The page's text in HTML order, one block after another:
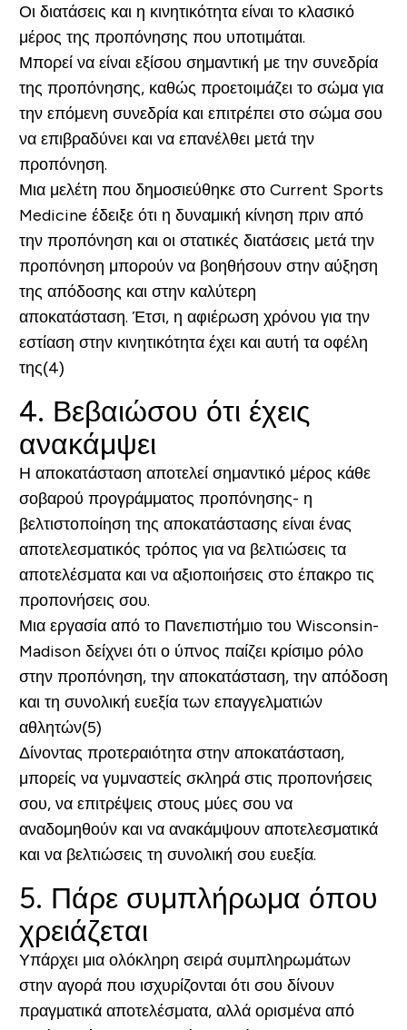
Οι διατάσεις και η κινητικότητα είναι το κλασικό
μέρος της προπόνησης που υποτιμάται.
Μπορεί να είναι εξίσου σημαντική με την συνεδρία
της προπόνησης, καθώς προετοιμάζει το σώμα για
την επόμενη συνεδρία και επιτρέπει στο σώμα σου
να επιβραδύνει και να επανέλθει μετά την
προπόνηση.
Μια μελέτη που δημοσιεύθηκε στο Current Sports
Medicine έδειξε ότι η δυναμική κίνηση πριν από
την προπόνηση και οι στατικές διατάσεις μετά την
προπόνηση μπορούν να βοηθήσουν στην αύξηση
της απόδοσης και στην καλύτερη
αποκατάσταση. Έτσι, η αφιέρωση χρόνου για την
εστίαση στην κινητικότητα έχει και αυτή τα οφέλη
της(4)
4. Βεβαιώσου ότι έχεις
ανακάμψει
Η αποκατάσταση αποτελεί σημαντικό μέρος κάθε
σοβαρού προγράμματος προπόνησης- η
βελτιστοποίηση της αποκατάστασης είναι ένας
αποτελεσματικός τρόπος για να βελτιώσεις τα
αποτελέσματα και να αξιοποιήσεις στο έπακρο τις
προπονήσεις σου.
Μια εργασία από το Πανεπιστήμιο του Wisconsin-
Madison δείχνει ότι ο ύπνος παίζει κρίσιμο ρόλο
στην προπόνηση, την αποκατάσταση, την απόδοση
και τη συνολική ευεξία των επαγγελματιών
αθλητών(5)
Δίνοντας προτεραιότητα στην αποκατάσταση,
μπορείς να γυμναστείς σκληρά στις προπονήσεις
σου, να επιτρέψεις στους μύες σου να
αναδομηθούν και να ανακάμψουν αποτελεσματικά
και να βελτιώσεις τη συνολική σου ευεξία.
5. Πάρε συμπλήρωμα όπου
χρειάζεται
Υπάρχει μια ολόκληρη σειρά συμπληρωμάτων
στην αγορά που ισχυρίζονται ότι σου δίνουν
πραγματικά αποτελέσματα, αλλά ορισμένα από